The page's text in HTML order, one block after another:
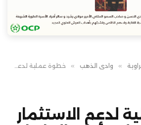
» وادي الذهب » خطوة عملية لدعم الاستثمار البحري… تسليم أولى الحاويات لفائدة شباب تربية الصدفيات بتينيكير
لدعم الاستثمار